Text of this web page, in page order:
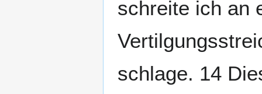
schreite ich an
schlage. 14